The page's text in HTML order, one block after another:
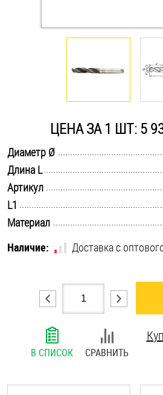
Стопорные кольца
Такелаж
Хомуты
Шайбы
Шпильки
Штифты и пальцы
ЦЕНА ЗА 1 ШТ: 5
Диаметр Ø
Длина L
Артикул
L1
Материал
Наличие:
Доставка с
В СПИСОК СРАВНИТЬ